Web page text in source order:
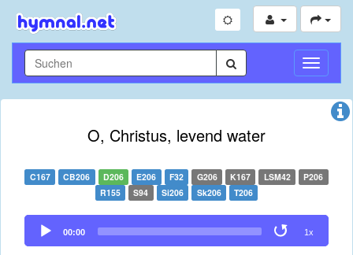
O, Christus, levend water
C167 CB206 D206 E206 F32 G206 K167 LSM42
P206
R155
S94 Si206 Sk206 T206
Audio
Player
00:00 1x